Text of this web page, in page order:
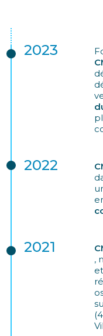
2023
2022
2021
,